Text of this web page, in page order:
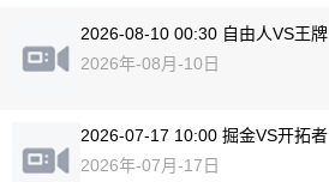
2026-08-10 00:30 自由人VS王牌
2026年-08月-10日
2026-07-17 10:00 掘金VS开拓者
2026年-07月-17日